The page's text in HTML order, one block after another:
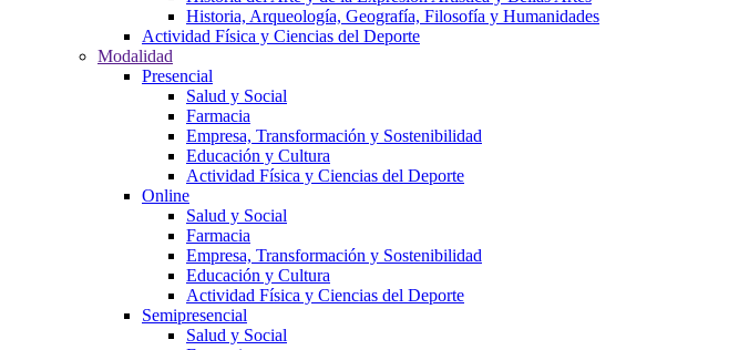
Historia, Arqueología, Geografía, Filosofía y Humanidades
Actividad Física y Ciencias del Deporte
Modalidad
Presencial
Salud y Social
Farmacia
Empresa, Transformación y Sostenibilidad
Educación y Cultura
Actividad Física y Ciencias del Deporte
Online
Salud y Social
Farmacia
Empresa, Transformación y Sostenibilidad
Educación y Cultura
Actividad Física y Ciencias del Deporte
Semipresencial
Salud y Social